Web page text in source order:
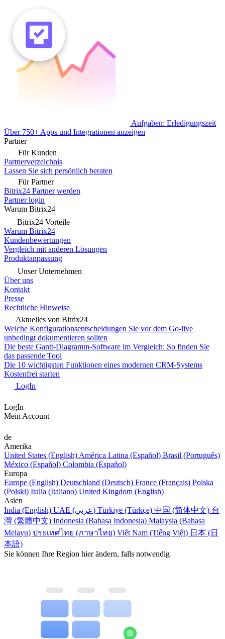
Aufgaben: Erledigungszeit
Über 750+ Apps und Integrationen anzeigen
Partner
Für Kunden
Partnerverzeichnis
Lassen Sie sich persönlich beraten
Für Partner
Bitrix24 Partner werden
Partner login
Warum Bitrix24
Bitrix24 Vorteile
Warum Bitrix24
Kundenbewertungen
Vergleich mit anderen Lösungen
Produktanpassung
Unser Unternehmen
Über uns
Kontakt
Presse
Rechtliche Hinweise
Aktuelles von Bitrix24
Welche Konfigurationsentscheidungen Sie vor dem Go-live
unbedingt dokumentieren sollten
Die beste Gantt-Diagramm-Software im Vergleich: So finden Sie
das passende Tool
Die 10 wichtigsten Funktionen eines modernen CRM-Systems
Kostenfrei starten
LogIn
LogIn
Mein Account
de
Amerika
United States (English) América Latina (Español) Brasil (Português)
México (Español) Colombia (Español)
Europa
Europe (English) Deutschland (Deutsch) France (Français) Polska
(Polski) Italia (Italiano) United Kingdom (English)
Asien
India (English)
UAE (عربي) Türkiye (Türkçe) 中国 (简体中文) 台
灣 (繁體中文) Indonesia (Bahasa Indonesia) Malaysia (Bahasa
Melayu) ประเทศไทย (ภาษาไทย) Việt Nam (Tiếng Việt) 日本 (日
本語)
Sie können Ihre Region hier ändern, falls notwendig